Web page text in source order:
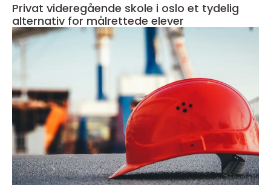
Privat videregående skole i oslo et tydelig
alternativ for målrettede elever